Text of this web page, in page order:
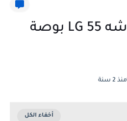
مواصفات شاشه LG 55 بوصة
منذ 2 سنة